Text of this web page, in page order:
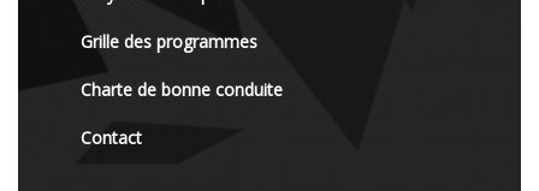
Grille des programmes
Charte de bonne conduite
Contact